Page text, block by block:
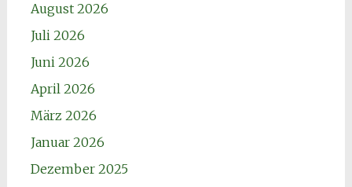
August 2026
Juli 2026
Juni 2026
April 2026
März 2026
Januar 2026
Dezember 2025